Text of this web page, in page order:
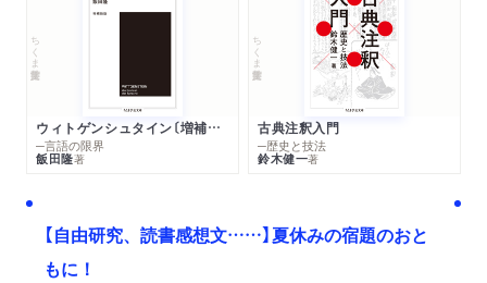
ちくま学芸文庫
ウィトゲンシュタイン〔増補新版〕
─言語の限界
飯田隆著
ちくま学芸文庫
古典注釈入門
─歴史と技法
鈴木健一著
【自由研究、読書感想文……】夏休みの宿題のおと
もに！